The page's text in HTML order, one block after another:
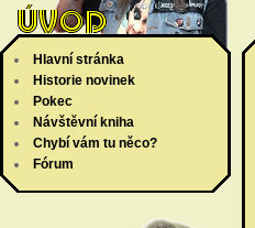
Hlavní stránka
Historie novinek
Pokec
Návštěvní kniha
Chybí vám tu něco?
Fórum